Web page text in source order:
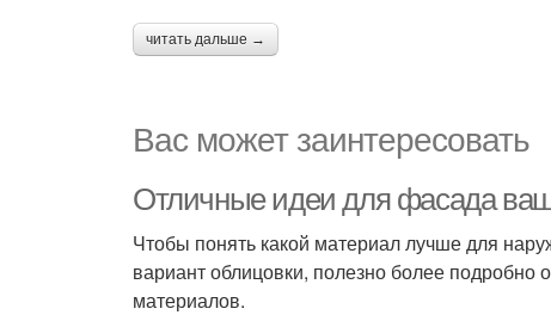
читать дальше →
Вас может заинтересовать
Отличные идеи для фасада
Чтобы понять какой материал лучше для
вариант облицовки, полезно более
материалов.